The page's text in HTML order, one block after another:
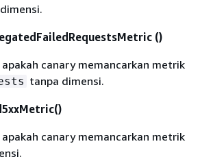
()
canary memancarkan metrik
tanpa dimensi.
canary memancarkan metrik